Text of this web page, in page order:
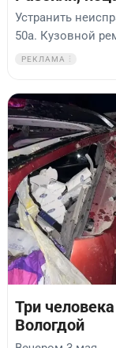
Устранить
50а. Кузовной
РЕКЛАМА
Три
Вологдой